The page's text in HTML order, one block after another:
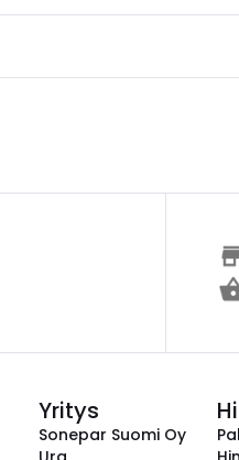
Yritys
Sonepar Suomi Oy